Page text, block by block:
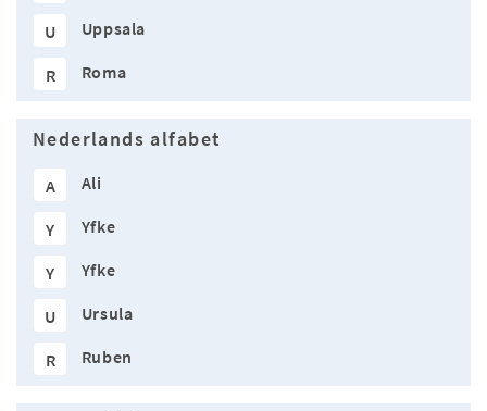
U Uppsala
R Roma
Nederlands alfabet
A Ali
Y Yfke
Y Yfke
U Ursula
R Ruben